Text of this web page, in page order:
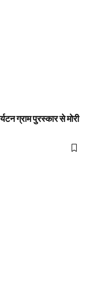
ग्राम पुरस्कार से मोरी